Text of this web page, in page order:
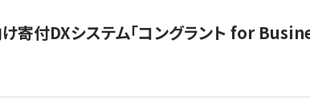
け寄付DXシステム「コングラント for